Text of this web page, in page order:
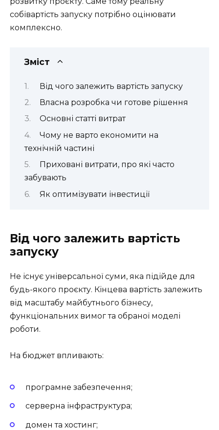
собівартість запуску потрібно оцінювати
комплексно.
Зміст
Від чого залежить вартість запуску
Власна розробка чи готове рішення
Основні статті витрат
Чому не варто економити на
технічній частині
Приховані витрати, про які часто
забувають
Як оптимізувати інвестиції
Від чого залежить вартість
запуску
Не існує універсальної суми, яка підійде для
будь-якого проєкту. Кінцева вартість залежить
від масштабу майбутнього бізнесу,
функціональних вимог та обраної моделі
роботи.
На бюджет впливають:
програмне забезпечення;
серверна інфраструктура;
домен та хостинг;